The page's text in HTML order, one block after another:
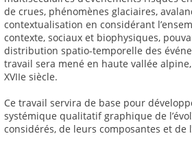
de crues, phénomènes glaciaires,
contextualisation en considérant
contexte, sociaux et biophysiques,
distribution spatio-temporelle des
travail sera mené en haute vallée
XVIIe siècle.
Ce travail servira de base pour
systémique qualitatif graphique de
considérés, de leurs composantes et de